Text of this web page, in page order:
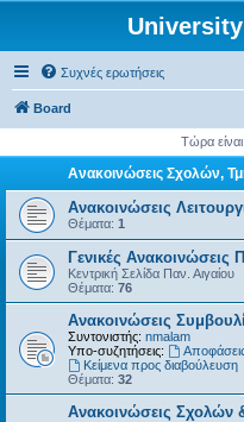
Συχνές ερωτήσεις
Board
Τώρα
Ανακοινώσεις Σχολών,
Ανακοινώσεις
Θέματα: 1
Γενικές Ανακοινώσεις
Κεντρική Σελίδα Παν. Αιγαίου
Θέματα: 76
Ανακοινώσεις
Συντονιστής: nmalam
Υπο-συζητήσεις:
Kείμενα προς διαβούλευση
Θέματα: 32
Ανακοινώσεις Σχολών